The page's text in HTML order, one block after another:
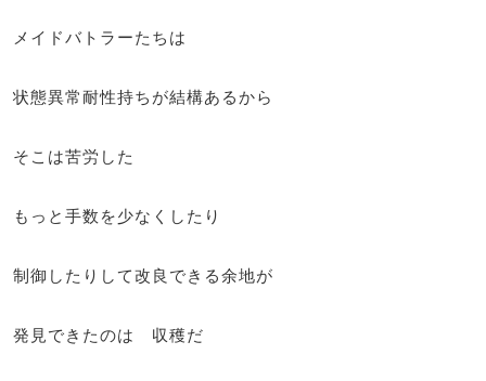
メイドバトラーたちは
状態異常耐性持ちが結構あるから
そこは苦労した
もっと手数を少なくしたり
制御したりして改良できる余地が
発見できたのは 収穫だ